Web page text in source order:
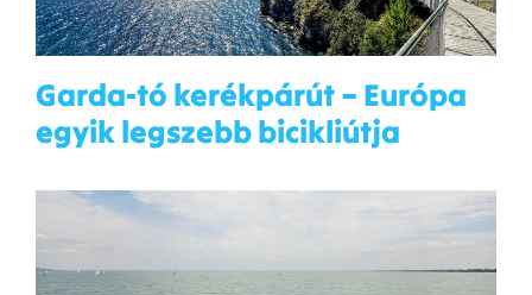
Garda-tó kerékpárút – Európa
egyik legszebb bicikliútja